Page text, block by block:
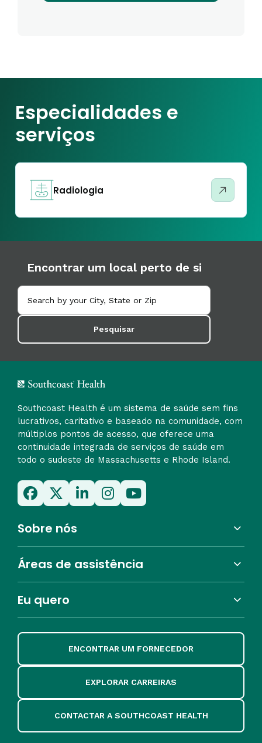
Especialidades e
serviços
Radiologia
Encontrar um local perto de si
Pesquisar
Southcoast Health é um sistema de saúde sem fins
lucrativos, caritativo e baseado na comunidade, com
múltiplos pontos de acesso, que oferece uma
continuidade integrada de serviços de saúde em
todo o sudeste de Massachusetts e Rhode Island.
Sobre nós
Áreas de assistência
Eu quero
ENCONTRAR UM FORNECEDOR
EXPLORAR CARREIRAS
CONTACTAR A SOUTHCOAST HEALTH